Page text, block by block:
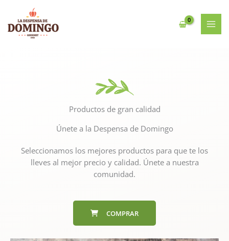
contenido
Productos de gran calidad
Únete a la Despensa de Domingo
Seleccionamos los mejores productos para que te los
lleves al mejor precio y calidad. Únete a nuestra
comunidad.
COMPRAR